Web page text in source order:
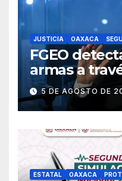
JUSTICIA OAXACA
FGEO
armas a
sociales;
riesgos
5 DE AGOSTO DE
ESTATAL OAXACA